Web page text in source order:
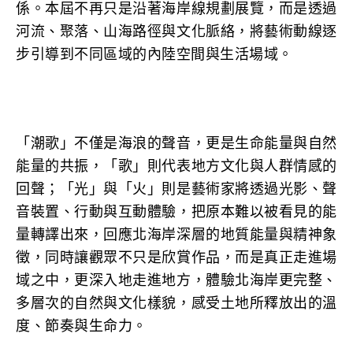
係。本屆不再只是沿著海岸線規劃展覽，而是透過
河流、聚落、山海路徑與文化脈絡，將藝術動線逐
步引導到不同區域的內陸空間與生活場域。
「潮歌」不僅是海浪的聲音，更是生命能量與自然
能量的共振，「歌」則代表地方文化與人群情感的
回聲；「光」與「火」則是藝術家將透過光影、聲
音裝置、行動與互動體驗，把原本難以被看見的能
量轉譯出來，回應北海岸深層的地質能量與精神象
徵，同時讓觀眾不只是欣賞作品，而是真正走進場
域之中，更深入地走進地方，體驗北海岸更完整、
多層次的自然與文化樣貌，感受土地所釋放出的溫
度、節奏與生命力。